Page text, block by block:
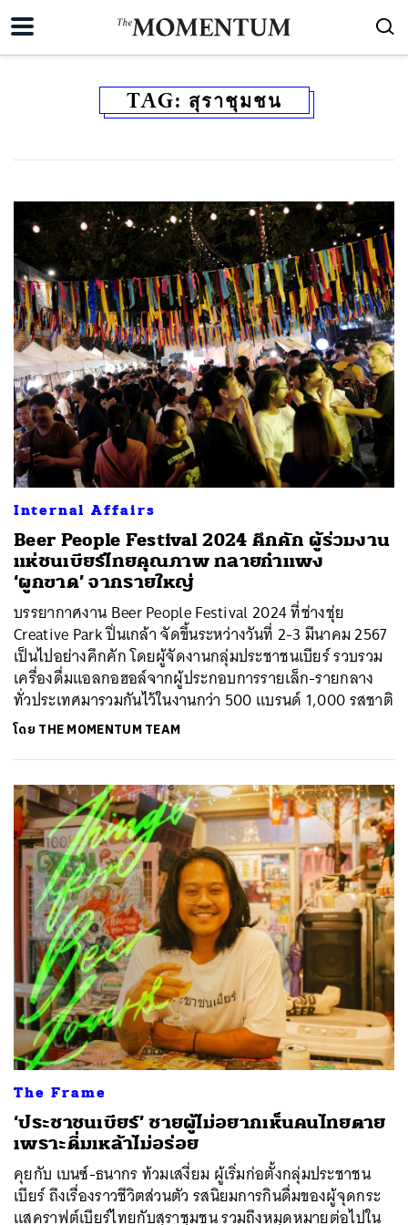
TAG: สุราชุมชน
Internal Affairs
Beer People Festival 2024 คึกคัก ผู้ร่วมงาน
แห่ชนเบียร์ไทยคุณภาพ ทลายกำแพง
‘ผูกขาด’ จากรายใหญ่
บรรยากาศงาน Beer People Festival 2024 ที่ช่างชุ่ย
Creative Park ปิ่นเกล้า จัดขึ้นระหว่างวันที่ 2-3 มีนาคม 2567
เป็นไปอย่างคึกคัก โดยผู้จัดงานกลุ่มประชาชนเบียร์ รวบรวม
เครื่องดื่มแอลกอฮอล์จากผู้ประกอบการรายเล็ก-รายกลาง
ทั่วประเทศมารวมกันไว้ในงานกว่า 500 แบรนด์ 1,000 รสชาติ
โดย THE MOMENTUM TEAM
The Frame
‘ประชาชนเบียร์’ ชายผู้ไม่อยากเห็นคนไทยตาย
เพราะดื่มเหล้าไม่อร่อย
คุยกับ เบนซ์-ธนากร ท้วมเสงี่ยม ผู้เริ่มก่อตั้งกลุ่มประชาชน
เบียร์ ถึงเรื่องราวชีวิตส่วนตัว รสนิยมการกินดื่มของผู้จุดกระ
แสคราฟต์เบียร์ไทยกับสุราชุมชน รวมถึงหมุดหมายต่อไปใน